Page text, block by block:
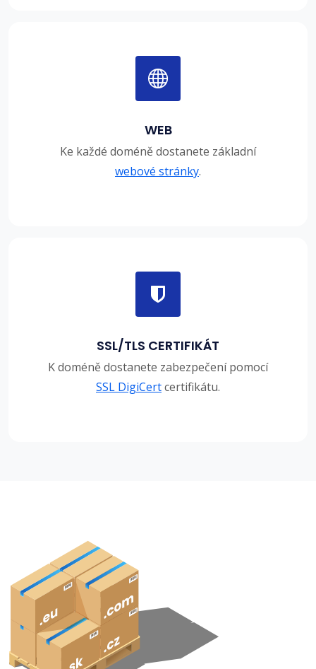
WEB
Ke každé doméně dostanete základní
webové stránky.
SSL/TLS CERTIFIKÁT
K doméně dostanete zabezpečení pomocí
SSL DigiCertcertifikátu.